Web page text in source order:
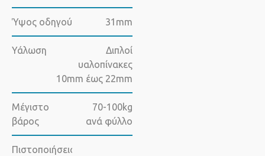
Ύψος οδηγού 31mm
Υάλωση
Διπλοί
υαλοπίνακες
10mm έως 22mm
Μέγιστο
βάρος
70-100kg
ανά φύλλο
Πιστοποιήσεις